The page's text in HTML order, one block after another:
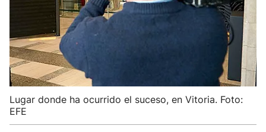
Lugar donde ha ocurrido el suceso, en Vitoria. Foto:
EFE